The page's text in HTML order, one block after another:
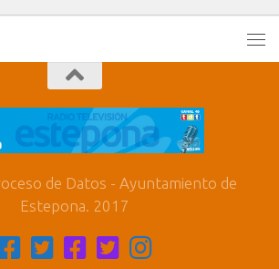
de Datos - Ayuntamiento de
Estepona. 2017